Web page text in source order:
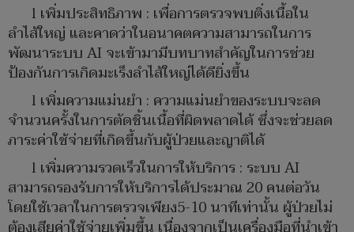
l เพิ่มประสิทธิภาพ : เพื่อการตรวจพบติ่งเนื้อใน
ลำไส้ใหญ่ และคาดว่าในอนาคตความสามารถในการ
พัฒนาระบบ AI จะเข้ามามีบทบาทสำคัญในการช่วย
ป้องกันการเกิดมะเร็งลำไส้ใหญ่ได้ดียิ่งขึ้น
l เพิ่มความแม่นยำ : ความแม่นยำของระบบจะลด
จำนวนครั้งในการตัดชิ้นเนื้อที่ผิดพลาดได้ ซึ่งจะช่วยลด
ภาระค่าใช้จ่ายที่เกิดขึ้นกับผู้ป่วยและญาติได้
l เพิ่มความรวดเร็วในการให้บริการ : ระบบ AI
สามารถรองรับการให้บริการได้ประมาณ 20 คนต่อวัน
โดยใช้เวลาในการตรวจเพียง5-10 นาทีเท่านั้น ผู้ป่วยไม่